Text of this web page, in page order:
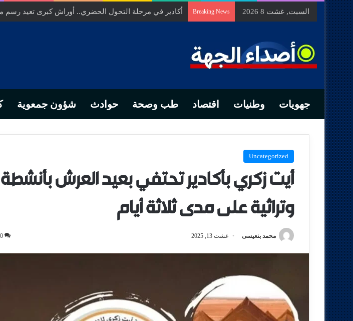
السبت, غشت 8 2026 Breaking News أكادير في مرحلة التحول الحضري.. أوراش كبرى تعيد
جهويات وطنيات اقتصاد طب وصحة حوادث شؤون جمعوية
Uncategorized
أيت زكري بأكادير تحتفي بعيد العرش
وتراثية على مدى ثلاثة أيام
محمد بنعيسى غشت 13, 2025 0